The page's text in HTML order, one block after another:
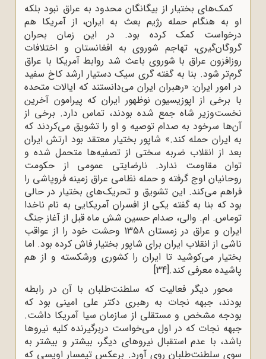
کمک‌های بختیار از بیگانگان محدود به عراق نبود بلکه
او به هنگام حمله رژیم بعث به ایران، از آمریکا هم
درخواست کمک کرده بود. در این زمان بحران
گروگان‌گیری، تهاجم شوروی به افغانستان و اختلافات
روزافزون عراق با شوروی باعث شد روابط آمریکا با عراق
گرم‌تر شود. بنا به گفته گری سیک دستیار ارشد کاخ سفید
در امور ایران: «رهبران ایران می‌دانستند که ایالات متحده
با برخی از اپوزیسیون نوظهور ایران که پیرامون آخرین
نخست‌وزیر شاه جمع شده بودند، تماس دارد. برخی از
آن‌ها سرخود به صدام توصیه و او را تشویق می‌کردند که
به ایران حمله کند.» شاپور بختیار معتقد بود ارتش ایران
بعد از انقلاب ضربه سختی از تصفیه‌ها متحمل شده و
توان مقاومت ندارد. نارضایتی عمومی از حکومت
روحانیان اوج گرفته و حمله نظامی عراق زمینه فروپاشی را
فراهم می‌کند. این تشویق‌ و تحریک‌های بختیار در حالی
بود که بنا به گفته یکی از افسران آمریکایی به نام ناخدا
توماس. ام. والی، صدام حسین شش ماه قبل از آغاز جنگ
ایران و عراق در زمستان 1358 وحشت خود را از عواقب
ناشی از انقلاب ایران برای شاپور بختیار فاش کرده بود. اما
بختیار می‌کوشید تا ایران را کشوری ورشکسته و از هم
پاشیده معرفی کند.[34]
محور دیگر فعالیت که سلطنت‌طلبان با آن در رابطه
بودند، جبهه نجات به رهبری دکتر علی امینی بود که
بودجه مشخص و مستقلی از سازمان سیا آمریکا داشت.
جبهه نجات که در اول می‌خواست دربرگیرنده کلیه نیروها
باشد، با عدم استقبال نیروهای دیگر، بیشتر و بیشتر به
سوی سلطنت‌طلبان روی آورد. برعکس تیمسار اویسی که